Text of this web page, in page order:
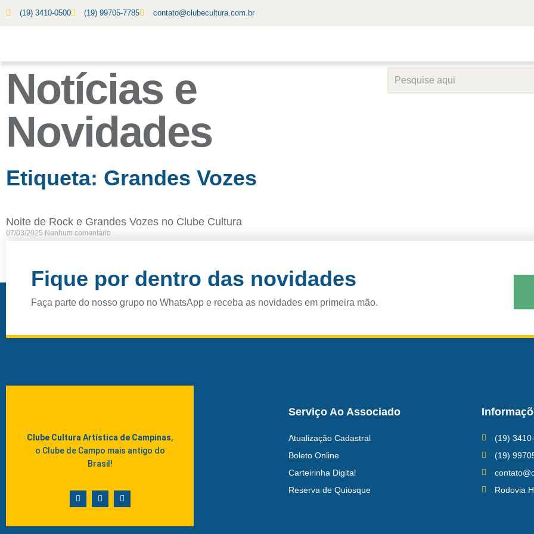
(19) 3410-0500 (19) 99705-7785 contato@clubecultura.com.br
Notícias e
Novidades
Etiqueta: Grandes Vozes
Noite de Rock e Grandes Vozes no Clube Cultura
07/03/2025 Nenhum comentário
Fique por dentro das novidades
Faça parte do nosso grupo no WhatsApp e receba as novidades em primeira mão.
Clube Cultura Artística de Campinas,
o Clube de Campo mais antigo do
Brasil!
Serviço Ao Associado
Atualização Cadastral
Boleto Online
Carteirinha Digital
Reserva de Quiosque
(19)
(19)
Rodovia